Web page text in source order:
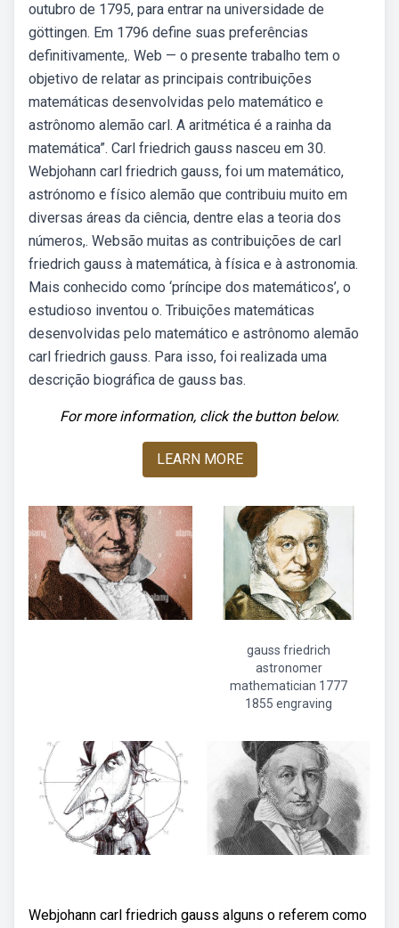
outubro de 1795, para entrar na universidade de
göttingen. Em 1796 define suas preferências
definitivamente,. Web — o presente trabalho tem o
objetivo de relatar as principais contribuições
matemáticas desenvolvidas pelo matemático e
astrônomo alemão carl. A aritmética é a rainha da
matemática”. Carl friedrich gauss nasceu em 30.
Webjohann carl friedrich gauss, foi um matemático,
astrónomo e físico alemão que contribuiu muito em
diversas áreas da ciência, dentre elas a teoria dos
números,. Websão muitas as contribuições de carl
friedrich gauss à matemática, à física e à astronomia.
Mais conhecido como ‘príncipe dos matemáticos’, o
estudioso inventou o. Tribuições matemáticas
desenvolvidas pelo matemático e astrônomo alemão
carl friedrich gauss. Para isso, foi realizada uma
descrição biográfica de gauss bas.
For more information, click the button below.
LEARN MORE
gauss friedrich
astronomer
mathematician 1777
1855 engraving
Webjohann carl friedrich gauss alguns o referem como